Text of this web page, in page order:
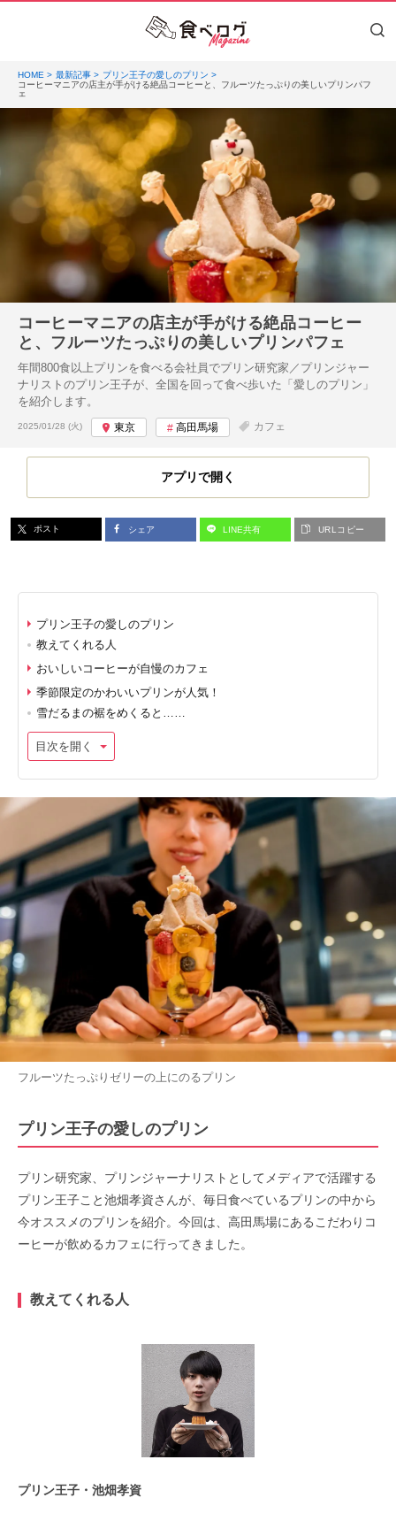
HOME 最新記事
プリン王子の愛しのプリン
コーヒーマニアの店主が手がける絶品コーヒーと、フルーツたっぷりの美しいプリンパフ
ェ
コーヒーマニアの店主が手がける絶品コーヒー
と、フルーツたっぷりの美しいプリンパフェ
年間800食以上プリンを食べる会社員でプリン研究家／プリンジャー
ナリストのプリン王子が、全国を回って食べ歩いた「愛しのプリン」
を紹介します。
投稿日:
2025/01/28 (火) 東京 高田馬場 カフェ
アプリで開く
ポスト シェア LINE共有 URLコピー
プリン王子の愛しのプリン
教えてくれる人
おいしいコーヒーが自慢のカフェ
季節限定のかわいいプリンが人気！
雪だるまの裾をめくると……
目次を開く
フルーツたっぷりゼリーの上にのるプリン
プリン王子の愛しのプリン
プリン研究家、プリンジャーナリストとしてメディアで活躍する
プリン王子こと池畑孝資さんが、毎日食べているプリンの中から
今オススメのプリンを紹介。今回は、高田馬場にあるこだわりコ
ーヒーが飲めるカフェに行ってきました。
教えてくれる人
プリン王子・池畑孝資